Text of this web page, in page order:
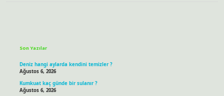
Son Yazılar
Deniz hangi aylarda kendini temizler ?
Ağustos 6, 2026
Kumkuat kaç günde bir sulanır ?
Ağustos 6, 2026